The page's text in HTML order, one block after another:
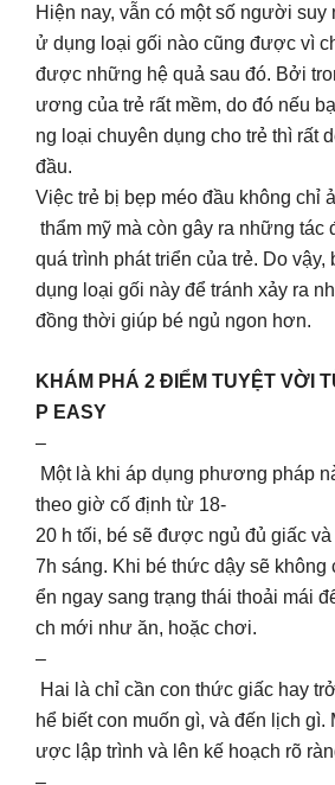
Hiện nay, vẫn có một số người suy
ử dụng loại gối nào cũng được vì
được những hệ quả sau đó. Bởi
ương của trẻ rất mềm, do đó nếu
ng loại chuyên dụng cho trẻ thì rất
đầu.
Việc trẻ bị bẹp méo đầu không chỉ
thẩm mỹ mà còn gây ra những tác
quá trình phát triển của trẻ. Do
dụng loại gối này để tránh xảy ra
đồng thời giúp bé ngủ ngon hơn.
KHÁM PHÁ 2 ĐIỂM TUYỆT VỜI
P EASY
–
Một là khi áp dụng phương pháp
theo giờ cố định từ 18-
20 h tối, bé sẽ được ngủ đủ giấc
7h sáng. Khi bé thức dậy sẽ không
ển ngay sang trạng thái thoải mái
ch mới như ăn, hoặc chơi.
–
Hai là chỉ cần con thức giấc hay
hể biết con muốn gì, và đến lịch
ược lập trình và lên kế hoạch rõ